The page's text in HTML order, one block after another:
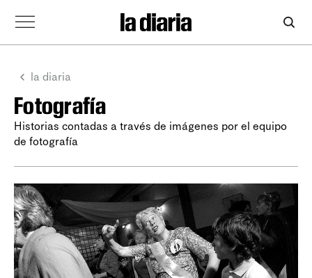
la diaria
Fotografía
Historias contadas a través de imágenes por el equipo
de fotografía